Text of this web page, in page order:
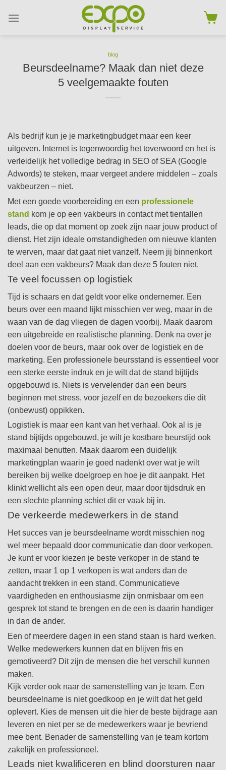
blog
Beursdeelname? Maak dan niet deze
5 veelgemaakte fouten
Als bedrijf kun je je marketingbudget maar een keer
uitgeven. Internet is tegenwoordig het toverwoord en het is
verleidelijk het volledige bedrag in SEO of SEA (Google
Adwords) te steken, maar vergeet andere middelen – zoals
vakbeurzen – niet.
Met een goede voorbereiding en een professionele
stand kom je op een vakbeurs in contact met tientallen
leads, die op dat moment op zoek zijn naar jouw product of
dienst. Het zijn ideale omstandigheden om nieuwe klanten
te werven, maar dat gaat niet vanzelf. Neem jij binnenkort
deel aan een vakbeurs? Maak dan deze 5 fouten niet.
Te veel focussen op logistiek
Tijd is schaars en dat geldt voor elke ondernemer. Een
beurs over een maand lijkt misschien ver weg, maar in de
waan van de dag vliegen de dagen voorbij. Maak daarom
een uitgebreide en realistische planning. Denk na over je
doelen voor de beurs, maar ook over de logistiek en de
marketing. Een professionele beursstand is essentieel voor
een sterke eerste indruk en je wilt dat de stand bijtijds
opgebouwd is. Niets is vervelender dan een beurs
beginnen met stress, voor jezelf en de bezoekers die dit
(onbewust) oppikken.
Logistiek is maar een kant van het verhaal. Ook al is je
stand bijtijds opgebouwd, je wilt je kostbare beurstijd ook
maximaal benutten. Maak daarom een duidelijk
marketingplan waarin je goed nadenkt over wat je wilt
bereiken bij welke doelgroep en hoe je dit aanpakt. Het
klinkt wellicht als een open deur, maar door tijdsdruk en
een slechte planning schiet dit er vaak bij in.
De verkeerde medewerkers in de stand
Het succes van je beursdeelname wordt misschien nog
wel meer bepaald door communicatie dan door verkopen.
Je kunt er voor kiezen je beste verkoper in de stand te
zetten, maar 1 op 1 verkopen is wat anders dan de
aandacht trekken in een stand. Communicatieve
vaardigheden en enthousiasme zijn onmisbaar om een
gesprek tot stand te brengen en de een is daarin handiger
in dan de ander.
Een of meerdere dagen in een stand staan is hard werken.
Welke medewerkers kunnen dat en blijven fris en
gemotiveerd? Dit zijn de mensen die het verschil kunnen
maken.
Kijk verder ook naar de samenstelling van je team. Een
beursdeelname is niet goedkoop en je wilt dat het geld
oplevert. Kies de mensen uit die hier de beste bijdrage aan
leveren en niet per se de medewerkers waar je bevriend
mee bent. Benader de samenstelling van je team kortom
zakelijk en professioneel.
Leads niet kwalificeren en blind doorsturen naar